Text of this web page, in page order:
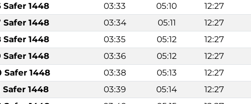
Safer 1448 03:33 05:10 12:27
Safer 1448 03:34 05:11 12:27
Safer 1448 03:35 05:12 12:27
Safer 1448 03:36 05:12 12:27
Safer 1448 03:38 05:13 12:27
Safer 1448 03:39 05:14 12:27